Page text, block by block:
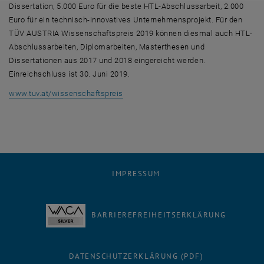
Dissertation, 5.000 Euro für die beste HTL-Abschlussarbeit, 2.000
Euro für ein technisch-innovatives Unternehmensprojekt. Für den
TÜV AUSTRIA Wissenschaftspreis 2019 können diesmal auch HTL-
Abschlussarbeiten, Diplomarbeiten, Masterthesen und
Dissertationen aus 2017 und 2018 eingereicht werden.
Einreichschluss ist 30. Juni 2019.
www.tuv.at/wissenschaftspreis
IMPRESSUM
BARRIEREFREIHEITSERKLÄRUNG
DATENSCHUTZERKLÄRUNG (PDF)